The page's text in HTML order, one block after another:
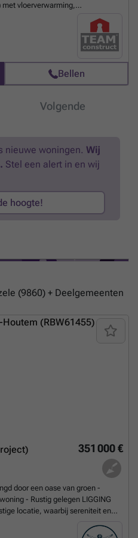
vloerverwarming,
en warmterecuperatie
13 zonnepanelen (445wp),
afwerking door ons sterk
aan uw smaak worden
afwerkingsgraad. Meer info via
De prijs bedraagt ALL-IN :
+ woning + 21% btw +
Bellen
Volgende
nieuwe woningen. Wij
Stel een alert in en wij
hoogte!
(9860) + Deelgemeenten
351 000 €
door een oase van groen -
- Rustig gelegen LIGGING
locatie, waarbij sereniteit en
van de Vlaamse Ardennen.